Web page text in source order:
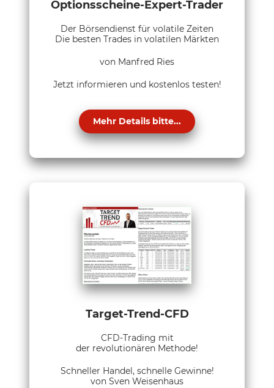
Optionsscheine-Expert-Trader
Der Börsendienst für volatile Zeiten
Die besten Trades in volatilen Märkten
von Manfred Ries
Jetzt informieren und kostenlos testen!
Mehr Details bitte...
Target-Trend-CFD
CFD-Trading mit
der revolutionären Methode!
Schneller Handel, schnelle Gewinne!
von Sven Weisenhaus